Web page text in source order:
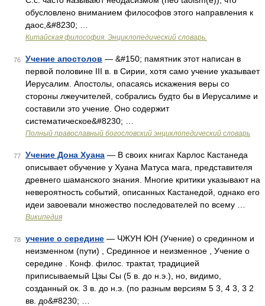
обусловлено вниманием философов этого направления к
даос,&#8230; …
Китайская философия. Энциклопедический словарь.
76 Учение апостолов — &#150; памятник этот написан в
первой половине III в. в Сирии, хотя само учение указывает
Иерусалим. Апостолы, опасаясь искажения веры со
стороны лжеучителей, собрались будто бы в Иерусалиме и
составили это учение. Оно содержит
систематическое&#8230; …
Полный православный богословский энциклопедический словарь
77 Учение Дона Хуана — В своих книгах Карлос Кастанеда
описывает обучение у Хуана Матуса мага, представителя
древнего шаманского знания. Многие критики указывают на
невероятность событий, описанных Кастанедой, однако его
идеи завоевали множество последователей по всему …
Википедия
78 учение о середине — ЧЖУН ЮН (Учение) о срединном и
неизменном (пути) , Срединное и неизменное , Учение о
середине . Конф. филос. трактат, традицией
приписываемый Цзы Сы (5 в. до н.э.), но, видимо,
созданный ок. 3 в. до н.э. (по разным версиям 5 3, 4 3, 3 2
вв. до&#8230; …